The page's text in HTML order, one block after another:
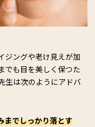
ジングや老け見えが加
でも目を美しく保つた
生は次のようにアドバ
までしっかり落とす